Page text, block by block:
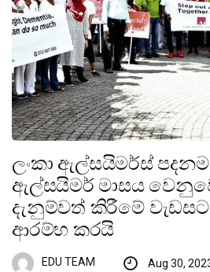
ලංකා ඇල්සයිමර්ස්
ඇල්සයිමර් මාසය
දැනුම්වත් කිරීමේ
ආරම්භ කරයි
EDU TEAM Aug 30,